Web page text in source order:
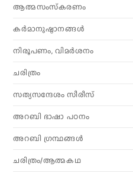
ആത്മസംസ്‌കരണം
കര്‍മാനുഷ്ഠാനങ്ങള്‍
നിരൂപണം, വിമര്‍ശനം
ചരിത്രം
സത്യസന്ദേശം സീരീസ്
അറബി ഭാഷാ പഠനം
അറബി ഗ്രന്ഥങ്ങൾ
ചരിത്രം/ആത്മകഥ